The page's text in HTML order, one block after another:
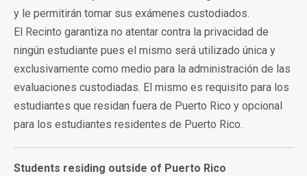
y le permitirán tomar sus exámenes custodiados.
El Recinto garantiza no atentar contra la privacidad de
ningún estudiante pues el mismo será utilizado única y
exclusivamente como medio para la administración de las
evaluaciones custodiadas. El mismo es requisito para los
estudiantes que residan fuera de Puerto Rico y opcional
para los estudiantes residentes de Puerto Rico.
Students residing outside of Puerto Rico